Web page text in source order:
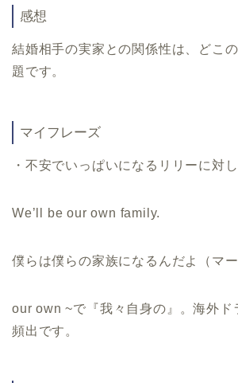
感想
結婚相手の実家との関係性は、どこ
題です。
マイフレーズ
・不安でいっぱいになるリリーに対
We’ ll be our own family.
僕らは僕らの家族になるんだよ（マー
our own ~で『我々自身の』。海外ド
頻出です。